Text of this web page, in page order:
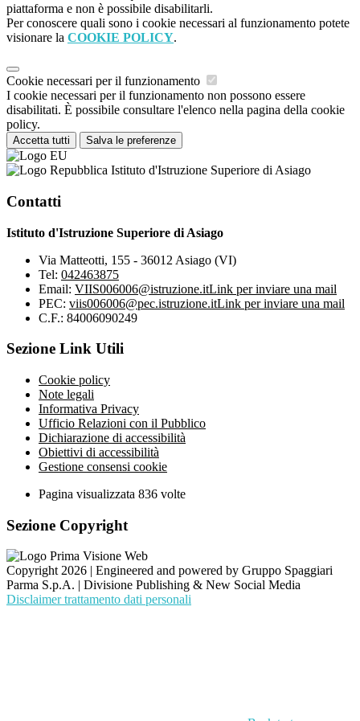
piattaforma e non è possibile disabilitarli.
Per conoscere quali sono i cookie necessari al funzionamento potete
visionare la COOKIE POLICY.
Cookie necessari per il funzionamento
I cookie necessari per il funzionamento non possono essere
disabilitati. È possibile consultare l'elenco nella pagina della cookie
policy.
Accetta tutti Salva le preferenze
Istituto d'Istruzione Superiore di Asiago
Contatti
Istituto d'Istruzione Superiore di Asiago
Via Matteotti, 155 - 36012 Asiago (VI)
Tel: 042463875
Email: VIIS006006@istruzione.itLink per inviare una mail
PEC: viis006006@pec.istruzione.itLink per inviare una mail
C.F.: 84006090249
Sezione Link Utili
Cookie policy
Note legali
Informativa Privacy
Ufficio Relazioni con il Pubblico
Dichiarazione di accessibilità
Obiettivi di accessibilità
Gestione consensi cookie
Pagina visualizzata 836 volte
Sezione Copyright
Copyright 2026 | Engineered and powered by Gruppo Spaggiari
Parma S.p.A. | Divisione Publishing & New Social Media
Disclaimer trattamento dati personali